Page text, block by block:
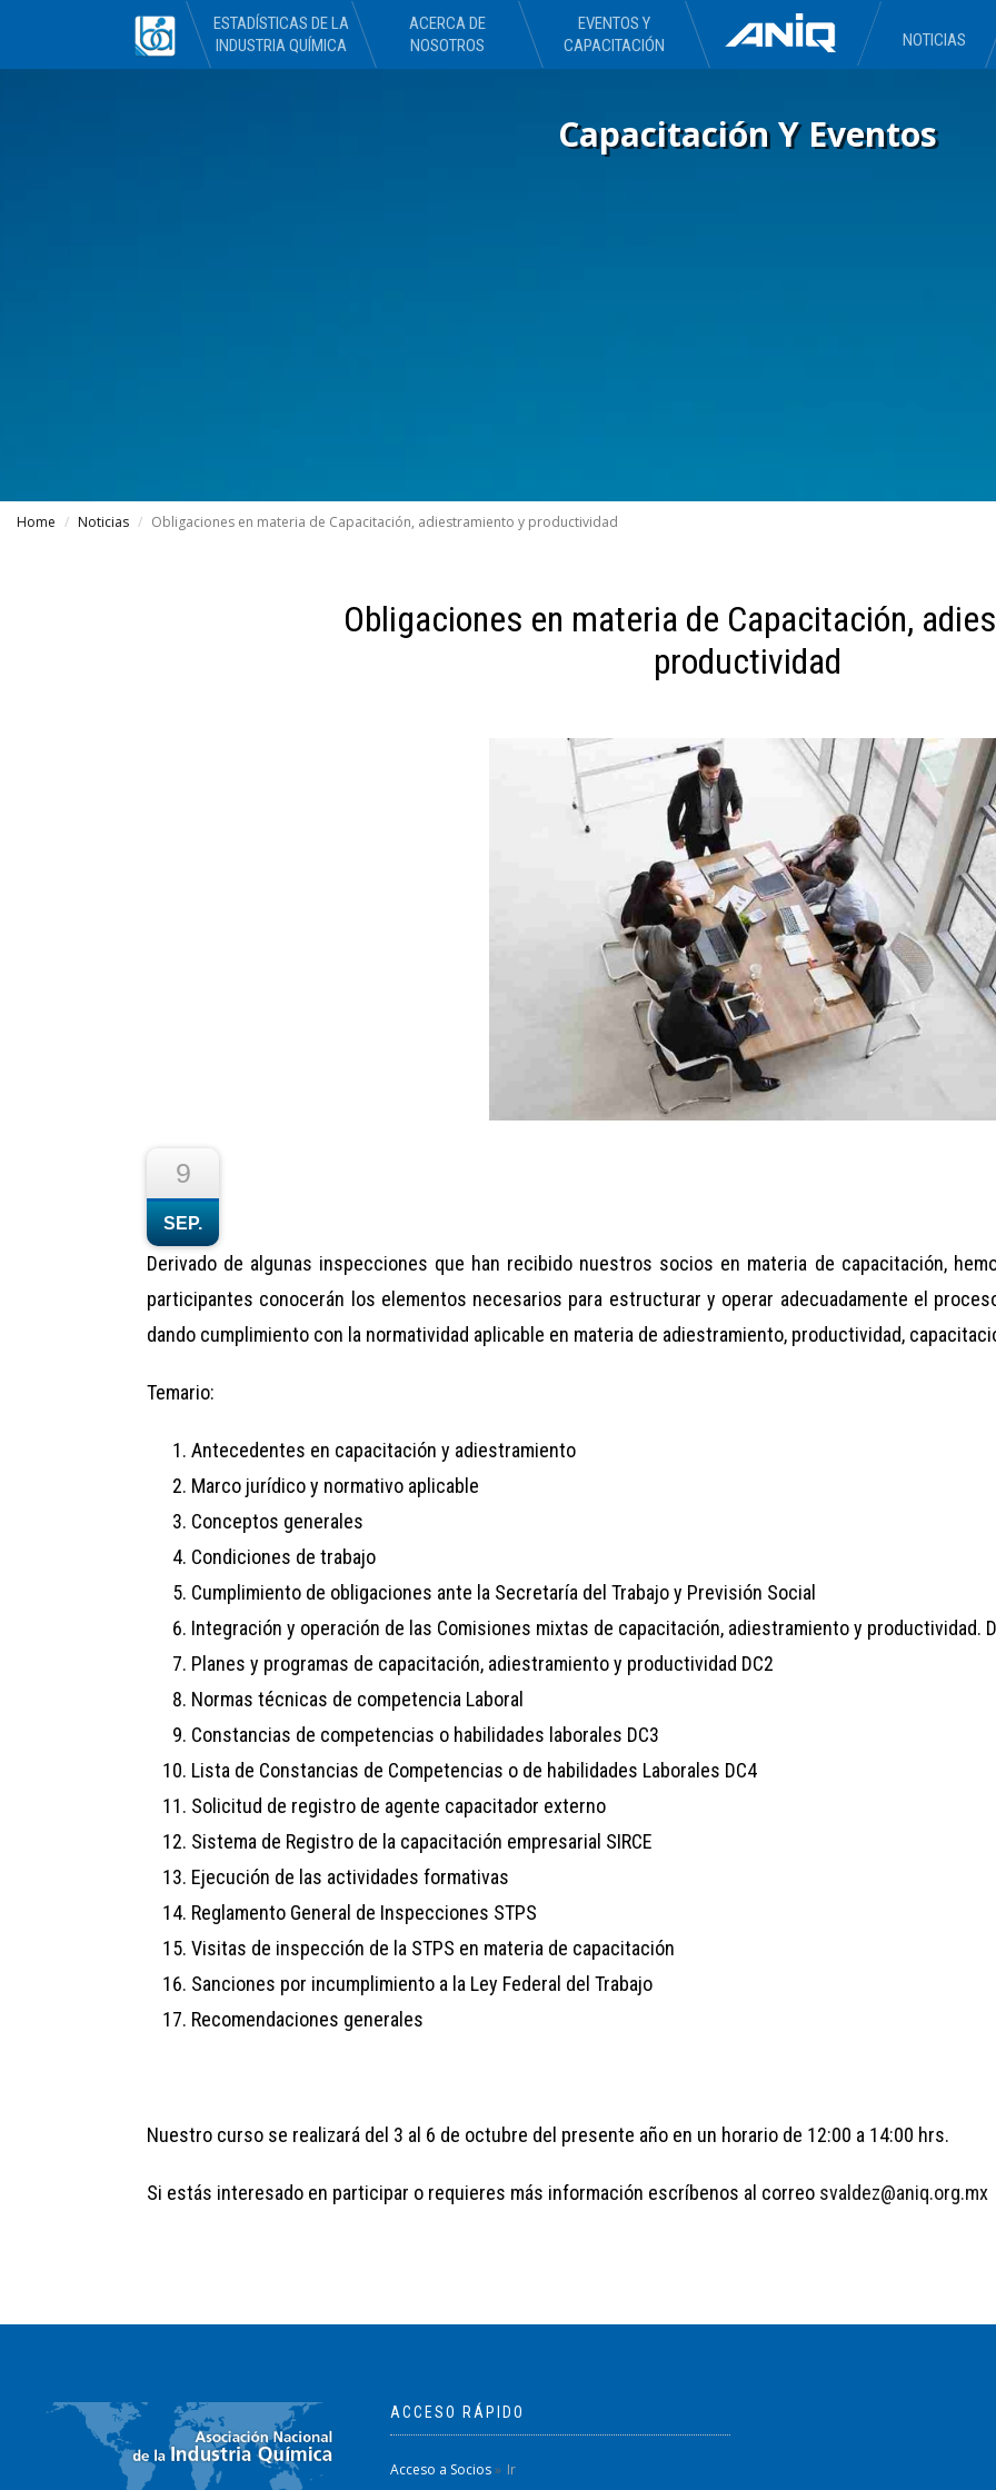
ESTADÍSTICAS DE LA
INDUSTRIA QUÍMICA
ACERCA DE
NOSOTROS
EVENTOS Y
CAPACITACIÓN
NOTICIAS
Capacitación Y Eventos
Home Noticias Obligaciones en materia de Capacitación, adiestramiento y productividad
Obligaciones en materia de Capacitación,
productividad
9
SEP.
Derivado de algunas inspecciones que han recibido nuestros socios en materia de capacitación,
participantes conocerán los elementos necesarios para estructurar y operar adecuadamente el
dando cumplimiento con la normatividad aplicable en materia de adiestramiento, productividad,
Temario:
Antecedentes en capacitación y adiestramiento
Marco jurídico y normativo aplicable
Conceptos generales
Condiciones de trabajo
Cumplimiento de obligaciones ante la Secretaría del Trabajo y Previsión Social
Integración y operación de las Comisiones mixtas de capacitación, adiestramiento y productividad.
Planes y programas de capacitación, adiestramiento y productividad DC2
Normas técnicas de competencia Laboral
Constancias de competencias o habilidades laborales DC3
Lista de Constancias de Competencias o de habilidades Laborales DC4
Solicitud de registro de agente capacitador externo
Sistema de Registro de la capacitación empresarial SIRCE
Ejecución de las actividades formativas
Reglamento General de Inspecciones STPS
Visitas de inspección de la STPS en materia de capacitación
Sanciones por incumplimiento a la Ley Federal del Trabajo
Recomendaciones generales
Nuestro curso se realizará del 3 al 6 de octubre del presente año en un horario de 12:00 a 14:00 hrs.
Si estás interesado en participar o requieres más información escríbenos al correo svaldez@aniq.org.mx
ACCESO RÁPIDO
Acceso a Socios Ir